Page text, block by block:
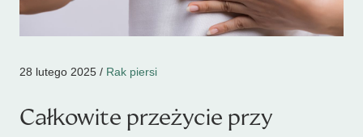
28 lutego 2025 / Rak piersi
Całkowite przeżycie przy